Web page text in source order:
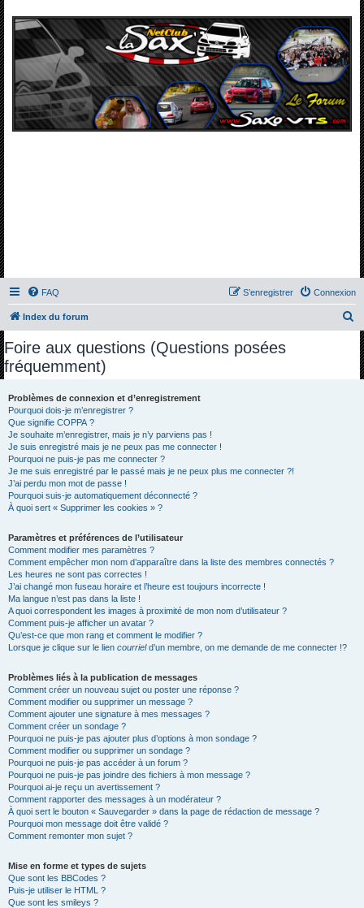
FAQ Connexion
S’enregistrer
Index du forum
Foire aux questions (Questions posées
fréquemment)
Problèmes de connexion et d’enregistrement
Pourquoi dois-je m’enregistrer ?
Que signifie COPPA ?
Je souhaite m’enregistrer, mais je n’y parviens pas !
Je suis enregistré mais je ne peux pas me connecter !
Pourquoi ne puis-je pas me connecter ?
Je me suis enregistré par le passé mais je ne peux plus me connecter ?!
J’ai perdu mon mot de passe !
Pourquoi suis-je automatiquement déconnecté ?
À quoi sert « Supprimer les cookies » ?
Paramètres et préférences de l’utilisateur
Comment modifier mes paramètres ?
Comment empêcher mon nom d’apparaître dans la liste des membres connectés ?
Les heures ne sont pas correctes !
J’ai changé mon fuseau horaire et l’heure est toujours incorrecte !
Ma langue n’est pas dans la liste !
A quoi correspondent les images à proximité de mon nom d’utilisateur ?
Comment puis-je afficher un avatar ?
Qu’est-ce que mon rang et comment le modifier ?
Lorsque je clique sur le lien courrield’un membre, on me demande de me connecter !?
Problèmes liés à la publication de messages
Comment créer un nouveau sujet ou poster une réponse ?
Comment modifier ou supprimer un message ?
Comment ajouter une signature à mes messages ?
Comment créer un sondage ?
Pourquoi ne puis-je pas ajouter plus d’options à mon sondage ?
Comment modifier ou supprimer un sondage ?
Pourquoi ne puis-je pas accéder à un forum ?
Pourquoi ne puis-je pas joindre des fichiers à mon message ?
Pourquoi ai-je reçu un avertissement ?
Comment rapporter des messages à un modérateur ?
À quoi sert le bouton « Sauvegarder » dans la page de rédaction de message ?
Pourquoi mon message doit être validé ?
Comment remonter mon sujet ?
Mise en forme et types de sujets
Que sont les BBCodes ?
Puis-je utiliser le HTML ?
Que sont les smileys ?